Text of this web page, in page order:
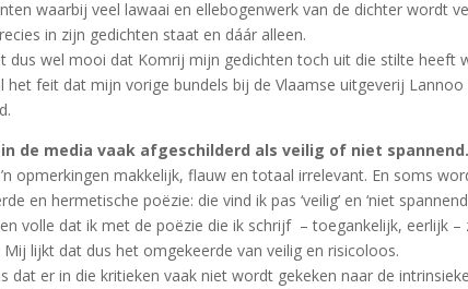
waarbij veel lawaai en ellebogenwerk van de dichter wordt
in zijn gedichten staat en dáár alleen.
dus wel mooi dat Komrij mijn gedichten toch uit die stilte heeft
het feit dat mijn vorige bundels bij de Vlaamse uitgeverij
de media vaak afgeschilderd als veilig of niet
opmerkingen makkelijk, flauw en totaal irrelevant. En soms
en hermetische poëzie: die vind ik pas ‘veilig’ en ‘niet
volle dat ik met de poëzie die ik schrijf – toegankelijk, eerlijk
Mij lijkt dat dus het omgekeerde van veilig en risicoloos.
dat er in die kritieken vaak niet wordt gekeken naar de